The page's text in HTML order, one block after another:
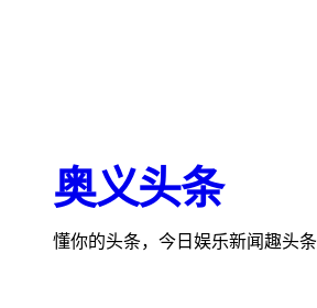
奥义头条
懂你的头条，今日娱乐新闻趣头条